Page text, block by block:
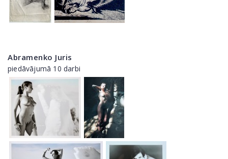
Abramenko Juris
piedāvājumā 10 darbi